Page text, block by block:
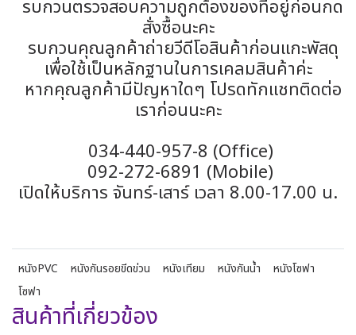
รบกวนตรวจสอบความถูกต้องของที่อยู่ก่อนกด
สั่งซื้อนะคะ
รบกวนคุณลูกค้าถ่ายวีดีโอสินค้าก่อนแกะพัสดุ
เพื่อใช้เป็นหลักฐานในการเคลมสินค้าค่ะ
หากคุณลูกค้ามีปัญหาใดๆ โปรดทักแชทติดต่อ
เราก่อนนะคะ
034-440-957-8 (Office)
092-272-6891 (Mobile)
เปิดให้บริการ จันทร์-เสาร์ เวลา 8.00-17.00 น.
หนังPVC หนังกันรอยขีดข่วน หนังเทียม หนังกันน้ำ
หนังโซฟา
โซฟา
สินค้าที่เกี่ยวข้อง